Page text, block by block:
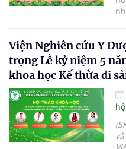
y
Viện Nghiên cứu Y
trọng Lễ kỷ niệm 5
khoa học Kế thừa di